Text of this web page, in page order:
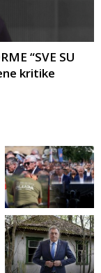
“SVE SU
kritike